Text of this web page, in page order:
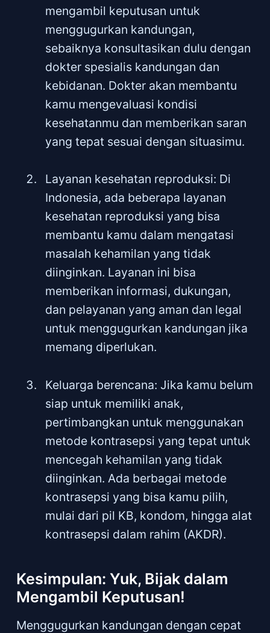
mengambil keputusan untuk
menggugurkan kandungan,
sebaiknya konsultasikan dulu dengan
dokter spesialis kandungan dan
kebidanan. Dokter akan membantu
kamu mengevaluasi kondisi
kesehatanmu dan memberikan saran
yang tepat sesuai dengan situasimu.
Layanan kesehatan reproduksi: Di
Indonesia, ada beberapa layanan
kesehatan reproduksi yang bisa
membantu kamu dalam mengatasi
masalah kehamilan yang tidak
diinginkan. Layanan ini bisa
memberikan informasi, dukungan,
dan pelayanan yang aman dan legal
untuk menggugurkan kandungan jika
memang diperlukan.
Keluarga berencana: Jika kamu belum
siap untuk memiliki anak,
pertimbangkan untuk menggunakan
metode kontrasepsi yang tepat untuk
mencegah kehamilan yang tidak
diinginkan. Ada berbagai metode
kontrasepsi yang bisa kamu pilih,
mulai dari pil KB, kondom, hingga alat
kontrasepsi dalam rahim (AKDR).
Kesimpulan: Yuk, Bijak dalam
Mengambil Keputusan!
Menggugurkan kandungan dengan cepat